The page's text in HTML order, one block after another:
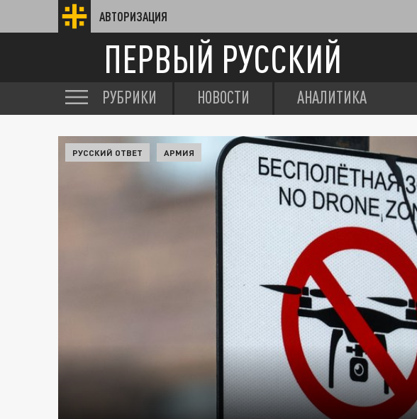
АВТОРИЗАЦИЯ
ПЕРВЫЙ РУССКИЙ
РУБРИКИ НОВОСТИ АНАЛИТИКА
РУССКИЙ ОТВЕТ АРМИЯ